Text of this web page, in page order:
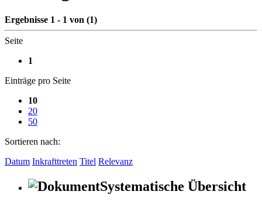
Ergebnisse 1 - 1 von (1)
Seite
1
Einträge pro Seite
10
20
50
Sortieren nach:
Datum Inkrafttreten Titel Relevanz
Systematische Übersicht